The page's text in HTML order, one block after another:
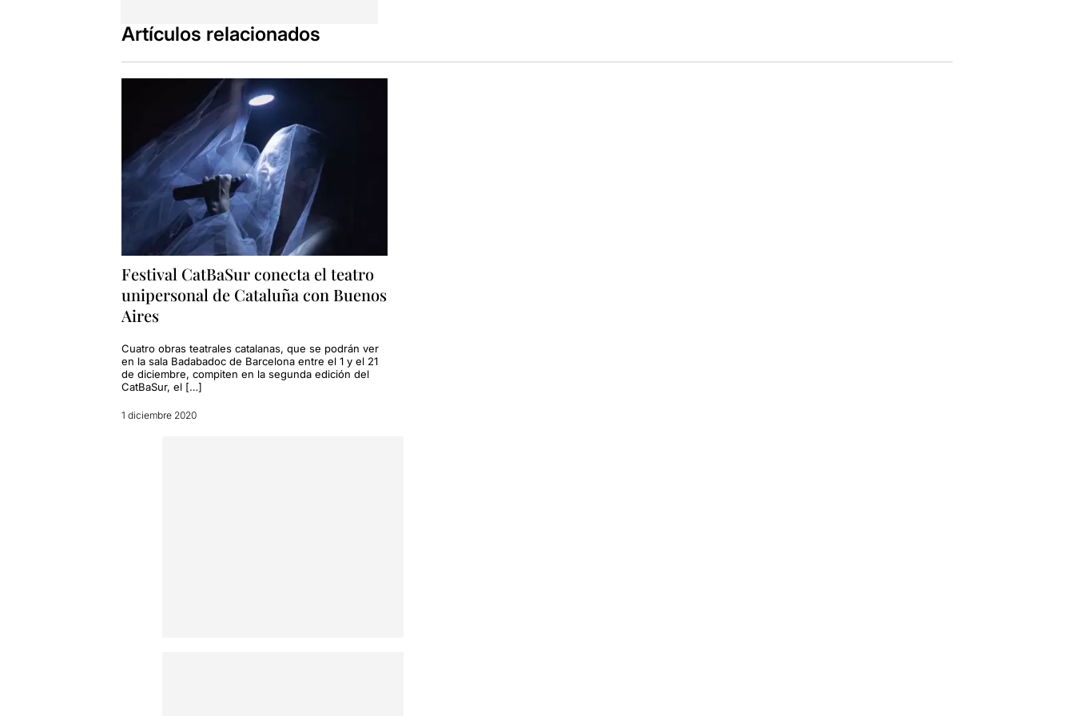
Artículos relacionados
Festival CatBaSur conecta el teatro
unipersonal de Cataluña con Buenos
Aires
Cuatro obras teatrales catalanas, que se podrán ver
en la sala Badabadoc de Barcelona entre el 1 y el 21
de diciembre, compiten en la segunda edición del
CatBaSur, el […]
1 diciembre 2020